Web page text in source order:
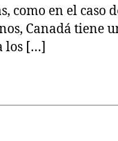
como en el caso
Canadá tiene
los […]